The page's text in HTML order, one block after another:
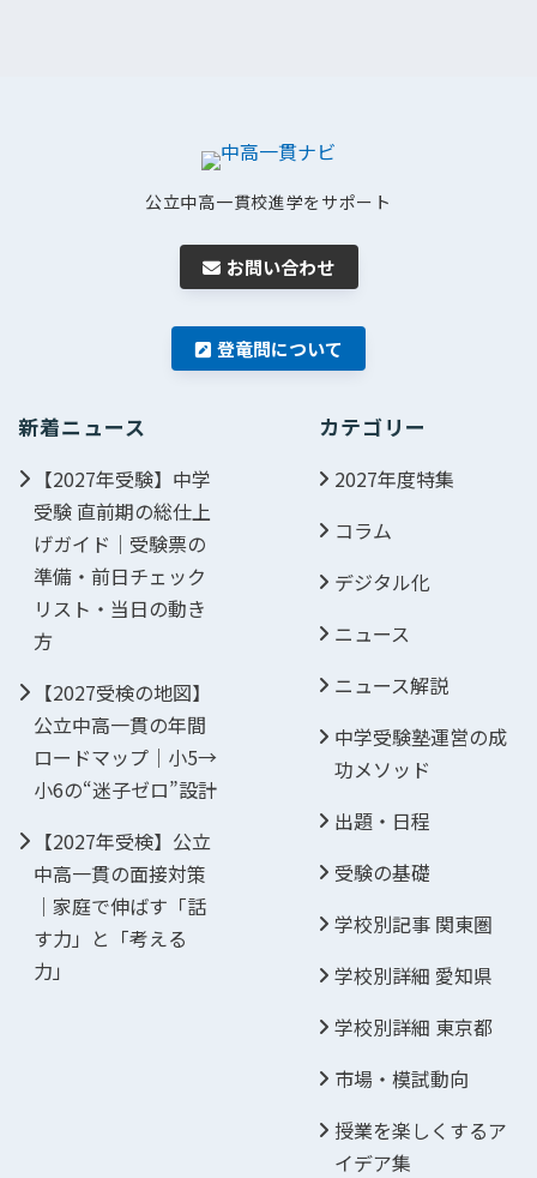
公立中高一貫校進学をサポート
お問い合わせ
登竜問について
新着ニュース
【2027年受験】中学
受験 直前期の総仕上
げガイド｜受験票の
準備・前日チェック
リスト・当日の動き
方
【2027受検の地図】
公立中高一貫の年間
ロードマップ｜小5→
小6の“迷子ゼロ”設計
【2027年受検】公立
中高一貫の面接対策
｜家庭で伸ばす「話
す力」と「考える
力」
カテゴリー
2027年度特集
コラム
デジタル化
ニュース
ニュース解説
中学受験塾運営の成
功メソッド
出題・日程
受験の基礎
学校別記事 関東圏
学校別詳細 愛知県
学校別詳細 東京都
市場・模試動向
授業を楽しくするア
イデア集